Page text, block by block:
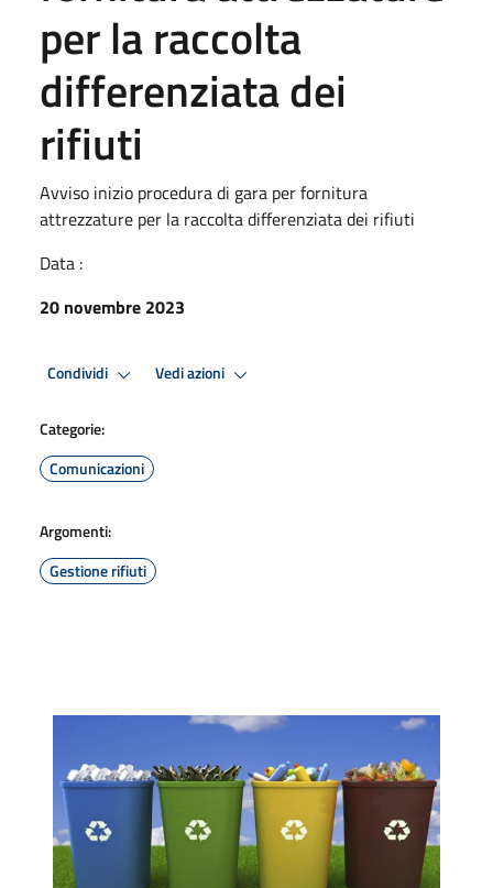
per la raccolta
differenziata dei
rifiuti
Avviso inizio procedura di gara per fornitura
attrezzature per la raccolta differenziata dei rifiuti
Data :
20 novembre 2023
Condividi Vedi azioni
Categorie:
Comunicazioni
Argomenti:
Gestione rifiuti